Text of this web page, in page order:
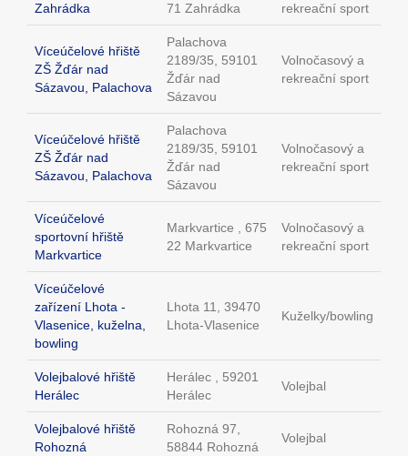
Zahrádka
71 Zahrádka
rekreační sport
Víceúčelové hřiště
ZŠ Žďár nad
Sázavou, Palachova
Palachova
2189/35, 59101
Žďár nad
Sázavou
Volnočasový a
rekreační sport
Víceúčelové hřiště
ZŠ Žďár nad
Sázavou, Palachova
Palachova
2189/35, 59101
Žďár nad
Sázavou
Volnočasový a
rekreační sport
Víceúčelové
sportovní hřiště
Markvartice
Markvartice , 675
22 Markvartice
Volnočasový a
rekreační sport
Víceúčelové
zařízení Lhota -
Vlasenice, kuželna,
bowling
Lhota 11, 39470
Lhota-Vlasenice
Kuželky/bowling
Volejbalové hřiště
Herálec
Herálec , 59201
Herálec
Volejbal
Volejbalové hřiště
Rohozná
Rohozná 97,
58844 Rohozná
Volejbal